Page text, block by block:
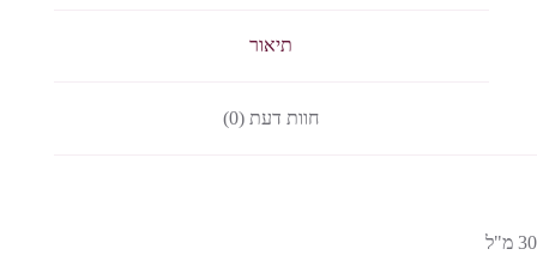
תיאור
חוות דעת (0)
30 מ"ל